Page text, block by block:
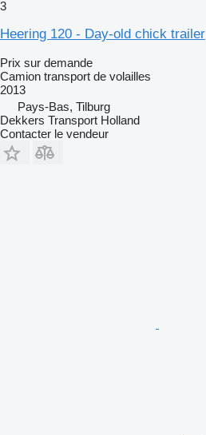
3
Heering 120 - Day-old chick trailer
Prix sur demande
Camion transport de volailles
2013
Pays-Bas, Tilburg
Dekkers Transport Holland
Contacter le vendeur